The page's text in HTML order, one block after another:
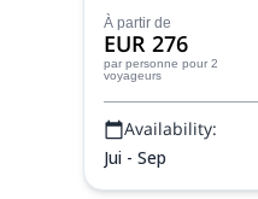
sites d'escalade
Chamonix, en
montagne certifié
À partir de
EUR 276
par personne pour 2
voyageurs
Availability:
Jui - Sep